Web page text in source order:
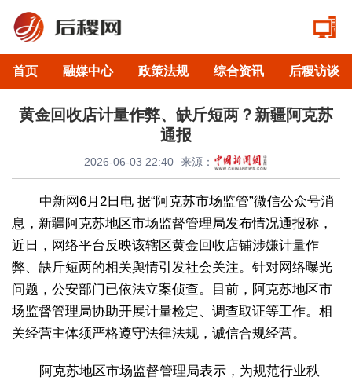
首页 融媒中心 政策法规 综合资讯 后稷访谈
黄金回收店计量作弊、缺斤短两？新疆阿克苏
通报
2026-06-03 22:40 来源：
中新网6月2日电 据“阿克苏市场监管”微信公众号消
息，新疆阿克苏地区市场监督管理局发布情况通报称，
近日，网络平台反映该辖区黄金回收店铺涉嫌计量作
弊、缺斤短两的相关舆情引发社会关注。针对网络曝光
问题，公安部门已依法立案侦查。目前，阿克苏地区市
场监督管理局协助开展计量检定、调查取证等工作。相
关经营主体须严格遵守法律法规，诚信合规经营。
阿克苏地区市场监督管理局表示，为规范行业秩